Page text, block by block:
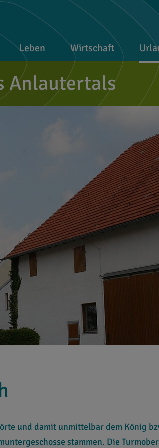
Leben Wirtschaft
Anlautertals
und damit unmittelbar dem König
stammen. Die